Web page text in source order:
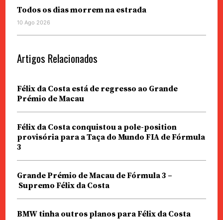
Todos os dias morrem na estrada
10 Ago 2026
Artigos Relacionados
Félix da Costa está de regresso ao Grande
Prémio de Macau
Félix da Costa conquistou a pole-position
provisória para a Taça do Mundo FIA de Fórmula
3
Grande Prémio de Macau de Fórmula 3 –
Supremo Félix da Costa
BMW tinha outros planos para Félix da Costa